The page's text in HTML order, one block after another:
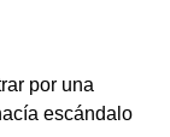
por una
escándalo